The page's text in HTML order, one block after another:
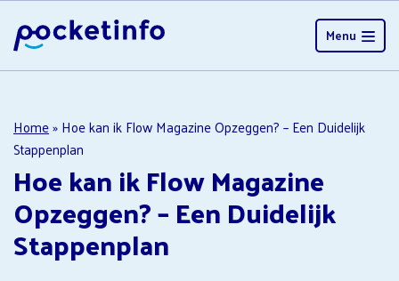
Menu
Home»Hoe kan ik Flow Magazine Opzeggen? – Een Duidelijk
Stappenplan
Hoe kan ik Flow Magazine
Opzeggen? – Een Duidelijk
Stappenplan